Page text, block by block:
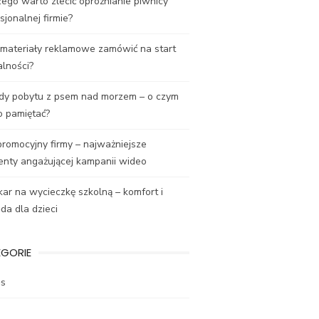
firmie?
reklamowe zamówić na start
pobytu z psem nad morzem – o czym
pamiętać?
firmy – najważniejsze
angażującej kampanii wideo
na wycieczkę szkolną – komfort i
dla dzieci